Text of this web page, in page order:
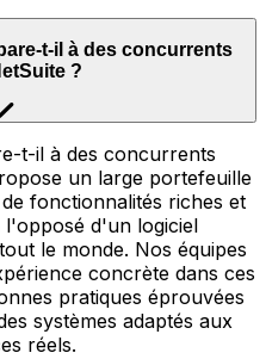
t-il à des concurrents
?
t-il à des concurrents
un large portefeuille
fonctionnalités riches et
d'un logiciel
le monde. Nos équipes
concrète dans ces
pratiques éprouvées
systèmes adaptés aux
réels.